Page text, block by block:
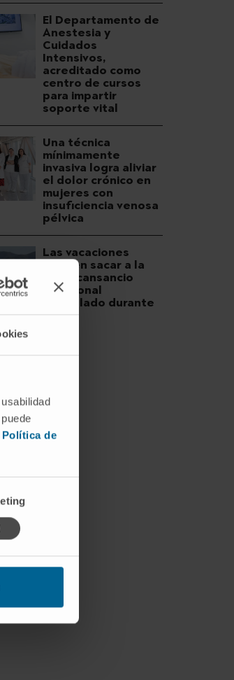
Política de
El Departamento de
Anestesia y
Cuidados
Intensivos,
acreditado como
centro de cursos
para impartir
soporte vital
Una técnica
mínimamente
invasiva logra aliviar
el dolor crónico en
mujeres con
insuficiencia venosa
pélvica
Las vacaciones
pueden sacar a la
luz el cansancio
emocional
acumulado durante
el año